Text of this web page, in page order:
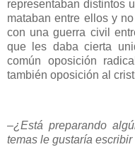
representaban distintos
mataban entre ellos y
con una guerra civil
que les daba cierta
común oposición
también oposición al
–¿Está preparando
temas le gustaría